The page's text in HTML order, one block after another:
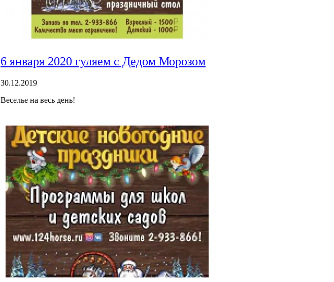
6 января 2020 гуляем с Дедом Морозом
30.12.2019
Веселье на весь день!